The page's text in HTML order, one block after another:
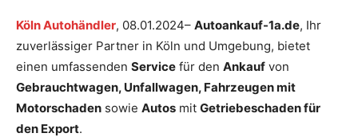
Köln Autohändler, 08.01.2024– Autoankauf-1a.de, Ihr
zuverlässiger Partner in Köln und Umgebung, bietet
einen umfassenden Service für den Ankauf von
Gebrauchtwagen, Unfallwagen, Fahrzeugen mit
Motorschaden sowie Autos mit Getriebeschaden für
den Export.